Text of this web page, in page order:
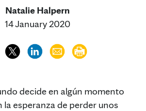
Natalie Halpern
14 January 2020
decide en algún momento
la esperanza de perder unos